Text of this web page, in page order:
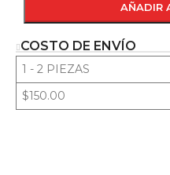
AÑADIR
COSTO DE ENVÍO
1 - 2 PIEZAS
$150.00